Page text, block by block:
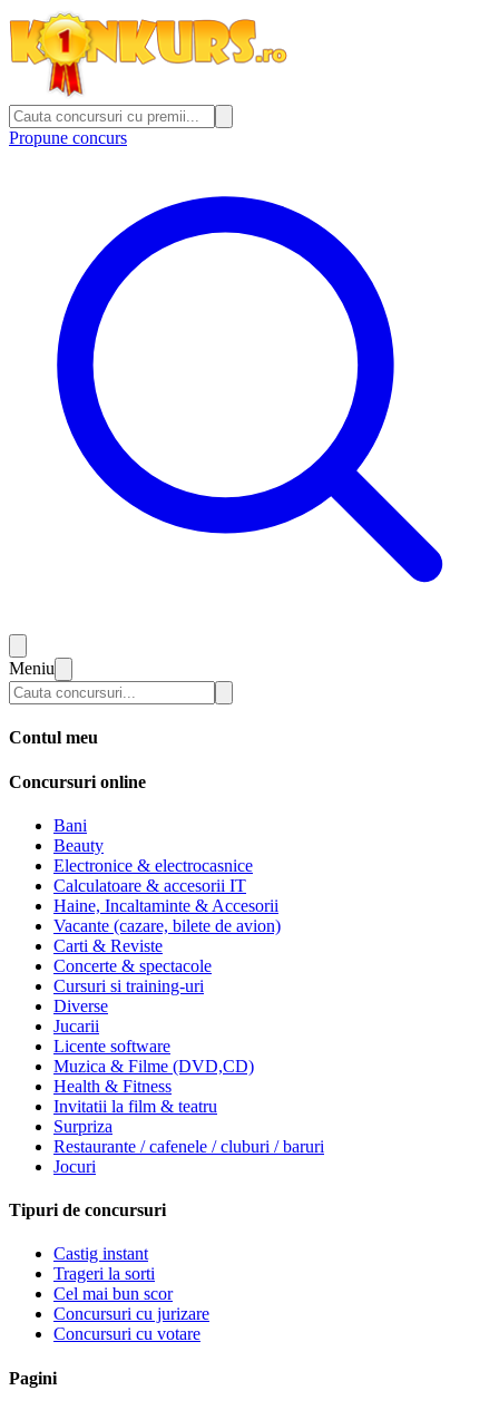
Propune concurs
Meniu
Contul meu
Concursuri online
Bani
Beauty
Electronice & electrocasnice
Calculatoare & accesorii IT
Haine, Incaltaminte & Accesorii
Vacante (cazare, bilete de avion)
Carti & Reviste
Concerte & spectacole
Cursuri si training-uri
Diverse
Jucarii
Licente software
Muzica & Filme (DVD,CD)
Health & Fitness
Invitatii la film & teatru
Surpriza
Restaurante / cafenele / cluburi / baruri
Jocuri
Tipuri de concursuri
Castig instant
Trageri la sorti
Cel mai bun scor
Concursuri cu jurizare
Concursuri cu votare
Pagini